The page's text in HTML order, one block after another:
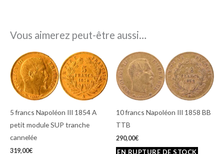
Vous aimerez peut-être aussi…
5 francs Napoléon III 1854 A
petit module SUP tranche
cannelée
319,00€
10 francs Napoléon III 1858 BB
TTB
290,00€